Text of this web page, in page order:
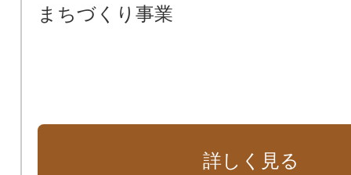
まちづくり事業
詳しく見る